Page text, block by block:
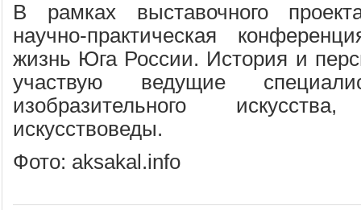
В рамках выставочного
научно-практическая
жизнь Юга России. История и
участвую ведущие
изобразительного
искусствоведы.
Фото: aksakal.info